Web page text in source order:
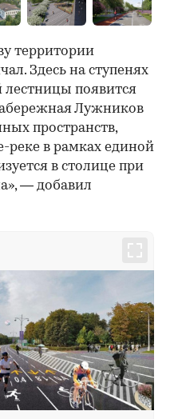
территории
Здесь на ступенях
появится
Лужников
пространств,
реке в рамках единой
в столице при
— добавил